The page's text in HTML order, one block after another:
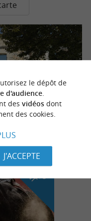
n
o
t
r
e
c
o
u
p
d
e
c
o
e
u
r
le dépôt de
d'audience.
des vidéosdont
des cookies.
J'ACCEPTE